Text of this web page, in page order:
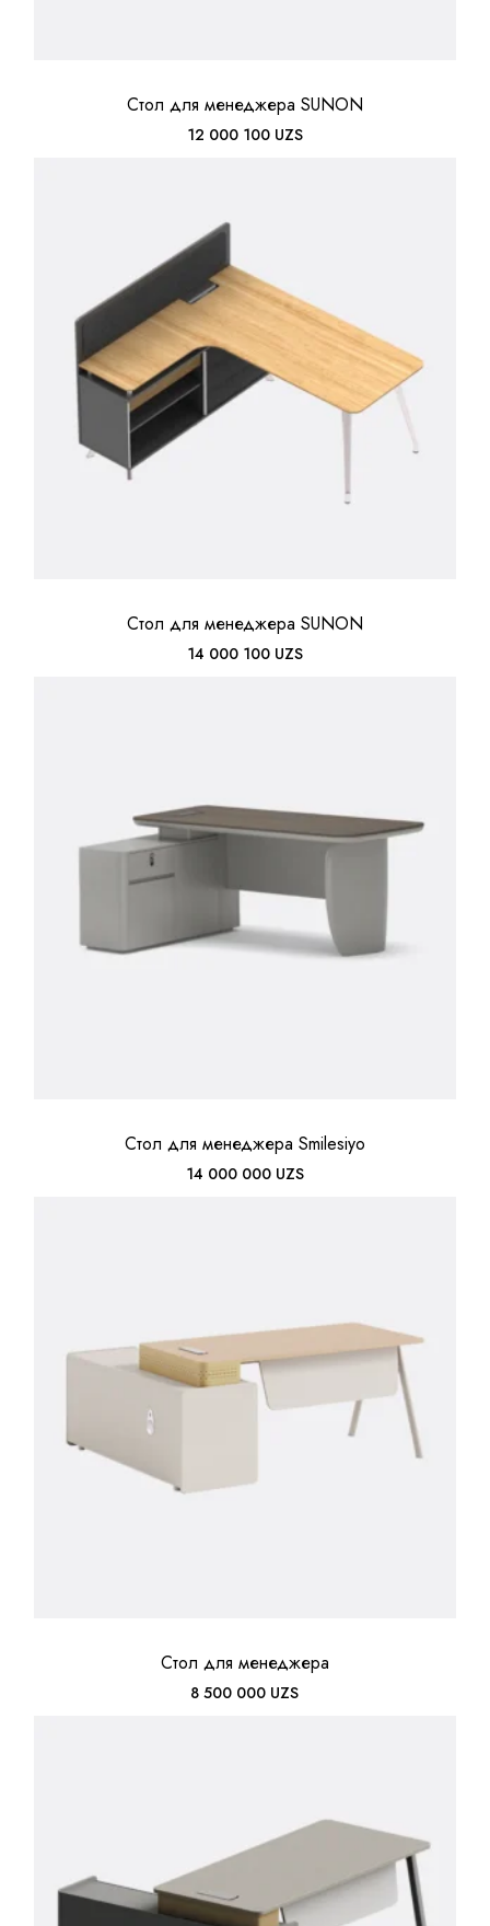
Стол для менеджера SUNON
12 000 100 UZS
Стол для менеджера SUNON
14 000 100 UZS
Стол для менеджера Smilesiyo
14 000 000 UZS
Стол для менеджера
8 500 000 UZS